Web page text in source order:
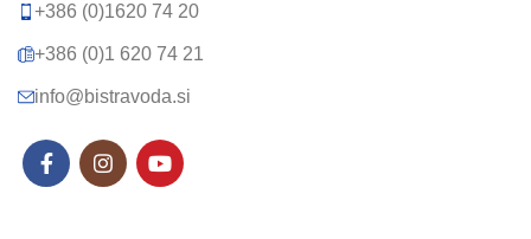
+386 (0)1620 74 20
+386 (0)1 620 74 21
info@bistravoda.si